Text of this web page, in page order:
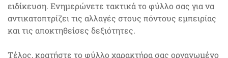
ειδίκευση. Ενημερώνετε τακτικά το φύλλο σας για να
αντικατοπτρίζει τις αλλαγές στους πόντους εμπειρίας
και τις αποκτηθείσες δεξιότητες.
Τέλος, κρατήστε το φύλλο χαρακτήρα σας οργανωμένο